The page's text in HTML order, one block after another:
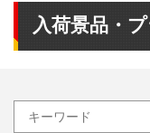
入荷景品・